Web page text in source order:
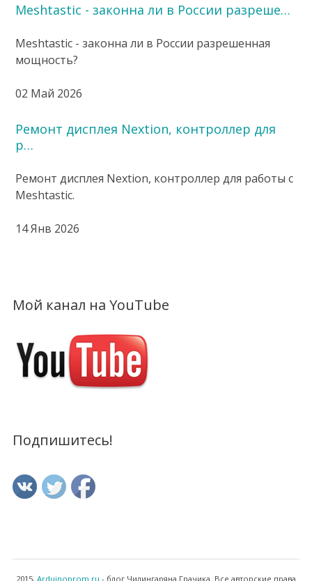
Meshtastic - законна ли в России разреше…
Meshtastic - законна ли в России разрешенная
мощность?
02 Май 2026
Ремонт дисплея Nextion, контроллер для
р…
Ремонт дисплея Nextion, контроллер для работы с
Meshtastic.
14 Янв 2026
Мой канал на YouTube
Подпишитесь!
2015, Arduinoprom.ru - блог Чилингаряна Грачика. Все авторские права